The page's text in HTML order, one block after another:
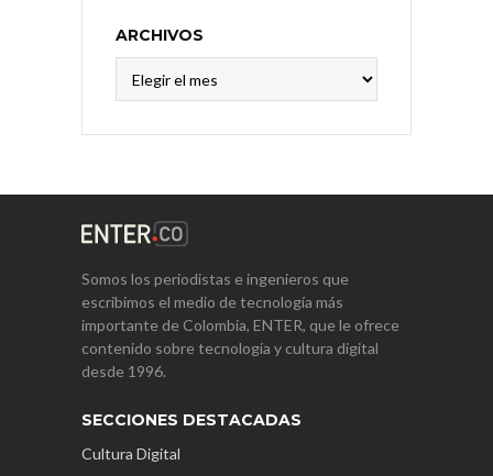
ARCHIVOS
Somos los periodistas e ingenieros que
escribimos el medio de tecnología más
importante de Colombia, ENTER, que le ofrece
contenido sobre tecnología y cultura digital
desde 1996.
SECCIONES DESTACADAS
Cultura Digital